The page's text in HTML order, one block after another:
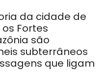
da cidade de
Fortes
são
subterrâneos
que ligam